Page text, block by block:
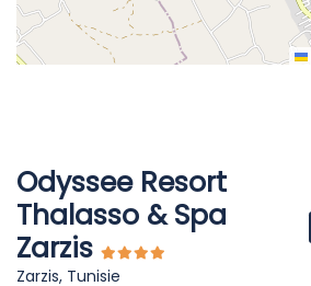
Odyssee Resort
Thalasso & Spa
Zarzis
Zarzis, Tunisie